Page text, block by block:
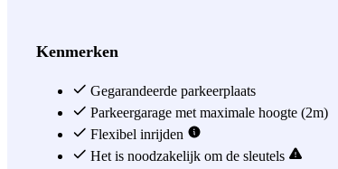
Kenmerken
Gegarandeerde parkeerplaats
Parkeergarage met maximale hoogte (2m)
Flexibel inrijden
Het is noodzakelijk om de sleutels